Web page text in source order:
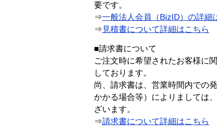
要です。
⇒一般法人会員（BizID）の詳細
⇒ 見積書について詳細はこちら
■請求書について
ご注文時に希望されたお客様に
しております。
尚、請求書は、営業時間内での
かかる場合等）によりましては
ざいます。
⇒請求書について詳細はこちら